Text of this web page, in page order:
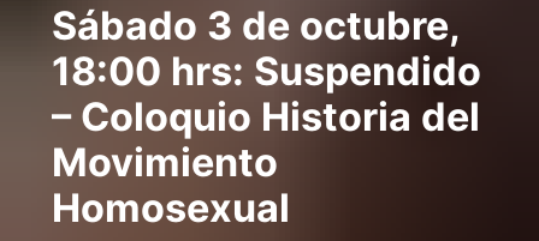
Sábado 3 de octubre,
18:00 hrs: Suspendido
– Coloquio Historia del
Movimiento
Homosexual